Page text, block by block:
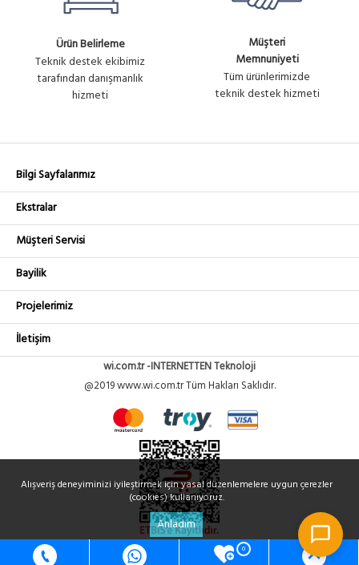
0
Ürün Belirleme
Teknik destek ekibimiz
tarafından danışmanlık
hizmeti
Müşteri
Memnuniyeti
Tüm ürünlerimizde
teknik destek hizmeti
Bilgi Sayfalarımız
Ekstralar
Müşteri Servisi
Bayilik
Projelerimiz
İletişim
wi.com.tr -INTERNETTEN Teknoloji
@2019 www.wi.com.tr Tüm Hakları Saklıdır.
Alışveriş deneyiminizi iyileştirmek için yasal düzenlemelere uygun çerezler
(cookies) kullanıyoruz.
Anladım